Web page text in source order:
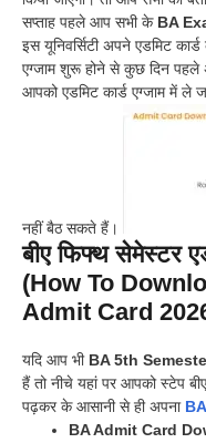
सप्ताह पहले आप सभी के BA
इस यूनिवर्सिटी अपने एडमिट
एग्जाम शुरू होने से कुछ दिन
आपको एडमिट कार्ड एग्जाम में ले
नहीं बैठ सकते हैं।
बीए फिफ्थ सेमेस्टर
(How To
Admit Card
यदि आप भी BA 5th
हैं तो नीचे यहां पर आपको स्टेप
पढ़कर के आसानी से ही अपना
BA Admit Card